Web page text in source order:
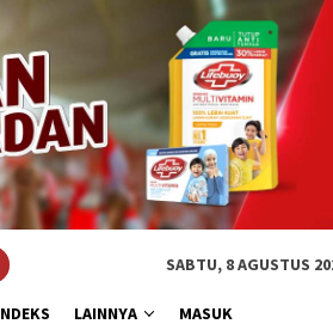
SABTU, 8 AGUSTUS
LAINNYA MASUK